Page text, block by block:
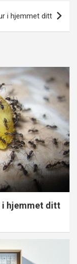
i hjemmet ditt
i hjemmet ditt